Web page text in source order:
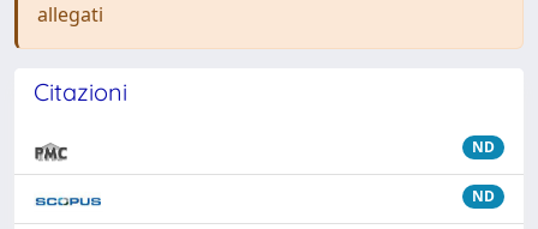
allegati
Citazioni
ND
ND